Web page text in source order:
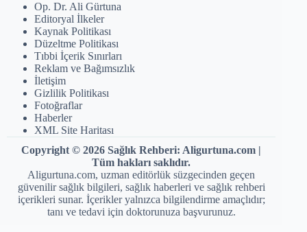
Op. Dr. Ali Gürtuna
Editoryal İlkeler
Kaynak Politikası
Düzeltme Politikası
Tıbbi İçerik Sınırları
Reklam ve Bağımsızlık
İletişim
Gizlilik Politikası
Fotoğraflar
Haberler
XML Site Haritası
Copyright © 2026 Sağlık Rehberi: Aligurtuna.com |
Tüm hakları saklıdır.
Aligurtuna.com, uzman editörlük süzgecinden geçen
güvenilir sağlık bilgileri, sağlık haberleri ve sağlık rehberi
içerikleri sunar. İçerikler yalnızca bilgilendirme amaçlıdır;
tanı ve tedavi için doktorunuza başvurunuz.